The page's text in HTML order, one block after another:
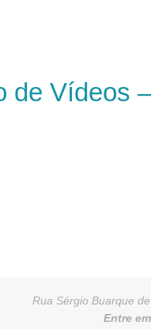
de Vídeos
Rua Sérgio Buarque
Entre